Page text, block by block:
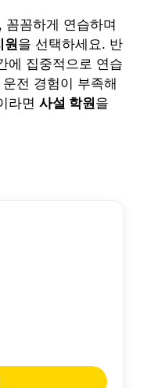
꼼하게 연습하며
원을 선택하세요. 반
에 집중적으로 연습
전 경험이 부족해
라면 사설 학원을